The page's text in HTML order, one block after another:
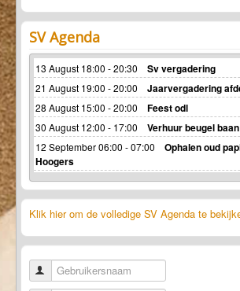
SV Agenda
13 August 18:00 - 20:30 Sv vergadering
21 August 19:00 - 20:00 Jaarvergadering
28 August 15:00 - 20:00 Feest odl
30 August 12:00 - 17:00 Verhuur beugel baan
12 September 06:00 - 07:00
Ophalen oud
Hoogers
Klik hier om de volledige SV Agenda te
Gebruikersnaam